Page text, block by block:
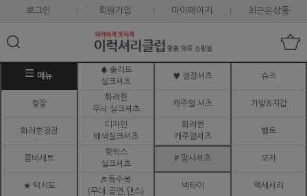
로그인 회원가입 마이페이지 최근본상품
메뉴
♠ 솔리드
실크셔츠
♥ 정장셔츠 슈즈
정장
화려한
무늬 실크셔츠
캐주얼 셔츠 가방&지갑
화려한정장
디자인
배색실크셔츠
화려한
캐주얼셔츠
벨트
콤비세트
핫픽스
실크셔츠
# 망사셔츠 모자
★ 턱시도
♬ 특수복
(무대.공연,댄스)
넥타이 액세서리